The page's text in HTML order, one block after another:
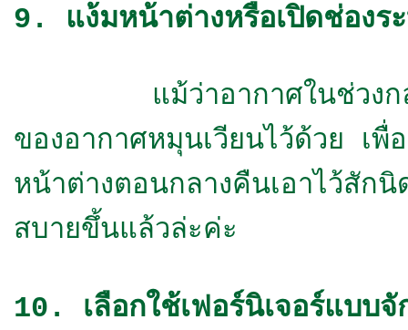
9. แง้มหน้าต่างหรือเปิดช่องร
แม้ว่าอากาศในช่วงกลางคื
ของอากาศหมุนเวียนไว้ด้วย เ
หน้าต่างตอนกลางคืนเอาไว้สั
สบายขึ้นแล้วล่ะค่ะ
10. เลือกใช้เฟอร์นิเจอร์แบบ